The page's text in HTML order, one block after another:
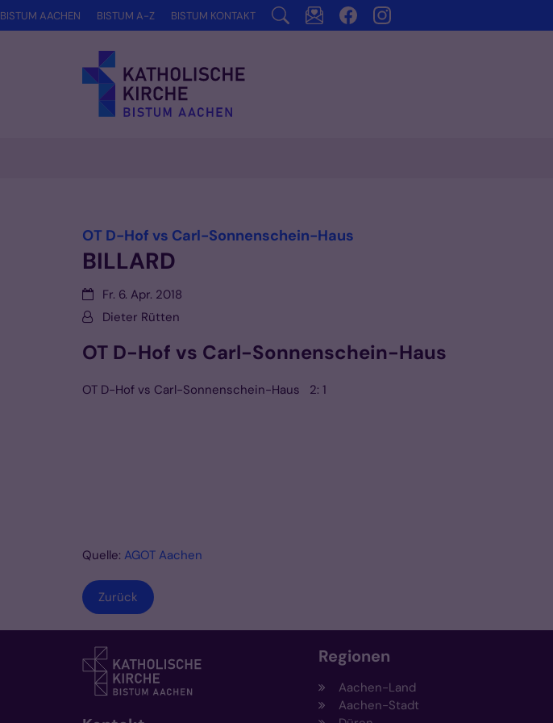
Zum Inhalt springen
BISTUM AACHEN BISTUM A-Z BISTUM KONTAKT
OT D-Hof vs Carl-Sonnenschein-Haus
BILLARD
Datum:Fr. 6. Apr. 2018
Von:Dieter Rütten
OT D-Hof vs Carl-Sonnenschein-Haus
OT D-Hof vs Carl-Sonnenschein-Haus 2: 1
Quelle: AGOT Aachen
Zurück
Regionen
Aachen-Land
Aachen-Stadt